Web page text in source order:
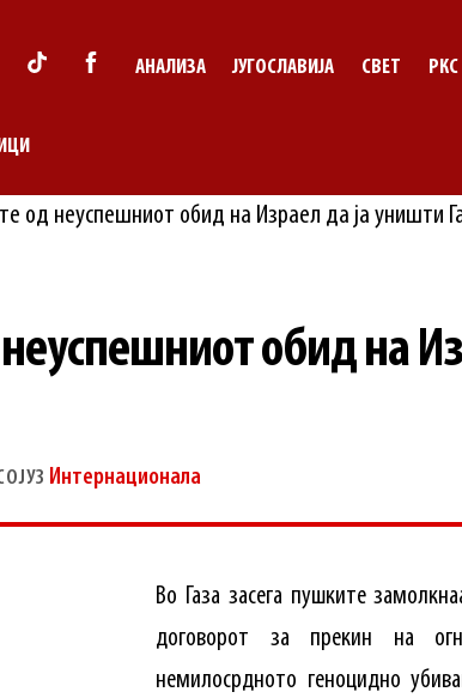
АНАЛИЗА ЈУГОСЛАВИЈА СВЕТ РКС
обид на
Интернационала
Во Газа засега пушките
договорот за прекин на
немилосрдното геноцидно